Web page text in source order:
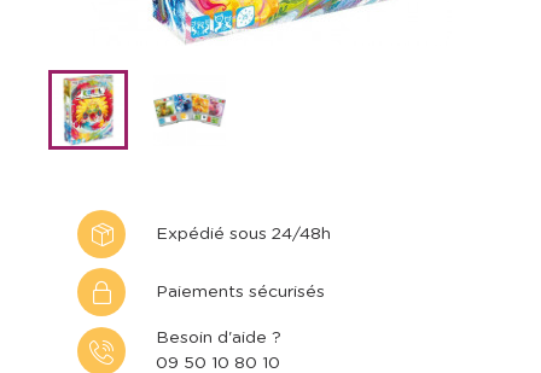
Expédié sous 24/48h
Paiements sécurisés
Besoin d'aide ?
09 50 10 80 10